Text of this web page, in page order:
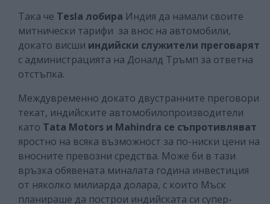
Така че Tesla лобира Индия да намали своите
митнически тарифи за внос на автомобили,
докато висши индийски служители преговарят
с администрацията на Доналд Тръмп за ответна
отстъпка.
Междувременно докато двустранните преговори
текат, индийските автомобилопроизводители
като Tata Motors и Mahindra се съпротивляват
яростно на всяка възможност за по-ниски цени на
вносните превозни средства. Може би в тази
връзка обявената миналата година инвестиция
от няколко милиарда долара, с които Мъск
планираше да построи индийската си супер-